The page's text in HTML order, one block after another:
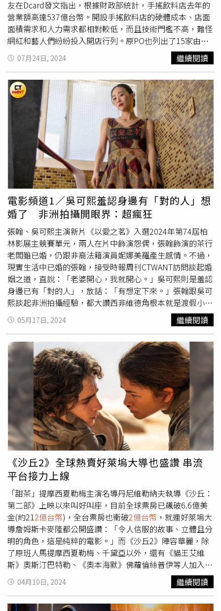
似順風順水，藤野卻迷失了自我及創作動力的時刻，傳來了
京本遭逢意外的消息......《驀然回首》的日文原名是英文
「Look Back」，故事名稱就有許多層意義，包括藤野終於
願意回看過往她與京本的人生，實際上京本也總是走在她的
身後，要回頭才看得到後方的她。直到最後，藤野鼓起勇氣
轉動門把，走進她從來沒有進入的京本房間，她才發現京本
的人生從兩人相遇之前直到人生的最終，都一直看著她的背
影持續往前邁進，甚至是那件掛在門上，有著藤野簽名的和
服外掛。《驀然回首》藤野是校園裡連載四格漫畫的風雲人
物。（圖／采昌提供）「妳叫我走出房間，真是太好了！」
藤本樹捕捉了少女之間敏感幽微的心境，青春的惆悵氣味，
以及友誼的複雜性。每個人都在自己沒有發現的所在，成為
了某人的偶像或假想敵。繭居族京本因為藤野的四格漫畫，
開啟了徹底不同的人生，而藤野也是在看到京本的作品之
後，燃起了持續進步的鬥志。京本是曾經使藤野放棄漫畫的
對手，也是單純地愛著藤野才華的人。這是粉絲與偶像雙向
奔赴的關係，她們既是彼此唯一的戰友，也是讓對方持續進
步的最強動力。兩個完全不同的女孩彷彿陰陽兩面，兩人都
認為自己完全比不上對方，也都看見了對方閃閃發光的那一
面，互相崇拜，羨慕彼此，也互相療癒及救贖。是這種帶有
微微緊張氣氛的競爭關係，讓她們一直走了很長的路，成為
了後來的藤野與京本。人生有時候，就是因為第一個觀眾才
能堅持下去的。《驀然回首》京本因為藤野的鼓勵走出封
閉，開啟了徹底不同的人生。（圖／采昌提供）以四格漫畫
為始，也以四格漫畫作終，漫畫讓這兩個女孩相遇、成為朋
友和戰友，相互理解，也成為彼此生命中最重要的存在。原
著漫畫中，在第一頁和最後一頁分別留下了「Don’t」以
及「in anger.」的兩個單字，加上漫畫原名「Look
Back」，就成了完整的句子「Don’t Look Back in
Anger.」（不要帶著憤怒回顧過往），這同時也是綠洲合唱
團的歌名。致青春、致友誼、致畫下去的勇氣，不要停下
來，一直畫下去吧，帶著一路上得到的力量和養分，以及另
一個人的意志繼續往前，如此無論誰先離開，都不再只是一
個人了。《驀然回首》8/1上映。自介：資深媒體工作者，
曾任國際中文版封面及電影線採訪編輯。成長於港片最輝煌
的80年代，相信在黑黑的電影院裡痛哭一場的神奇療癒力，
沒有一場好電影不能解決的事，如果有，那就看兩場。
友在Dcard發文指出，根據財政部統計，手搖飲料店去年的
營業額高達537億台幣。開設手搖飲料店的硬體成本、店面
面積需求和人力需求都相對較低，而且技術門檻不高，難怪
網紅和藝人們紛紛投入開店行列。原PO也列出了15家由名
人開設的手搖飲料店，包括周杰倫的「麥吉 machi
machi」、無尊的「無飲」、謝承均的「黛黛茶
DailyDae」、陳建州的「春陽茶事」、YRT「欸你這週要幹
嘛」的弟弟阿勳和室友Miffy的「有飲」、廖老大的「阿娘
喂！廖老大」、台灣男團可米小子前成員Peter的「萬
波」、滴妹的「再睡五分鐘」、蕭敬騰的「署茗職茶
@AtTea」、ToyZ的「拾汣茶屋」、製作人B2的「法蘭西紅
茶公司」、陳零九的「Nine_tea 九茶」、ㄚ頭的「不要對
我尖叫」、網美君君等人合開的「五桐號」以及吳思賢和
LULU合開的「COFFEE.TEA.OR」。原PO表示，超商的茶
飲價格便宜很多，還常常有特價活動，「但手搖店還是一直
倒一直開，像我家附近是一家手搖店倒了，馬上又會再開一
家其他的手搖店」，這也讓他好奇地詢問，「滴妹之前也說
靠手搖飲品年收 2億台幣，但現在競爭那麼激烈、飽和的市
場，開飲料店還這麼賺的嗎？你們最看好哪間手搖店呢？」
貼文曝光後，不少網友紛紛留言表示，「只有丫頭的是大
賺，其它人開的還不見得賺贏炒房」、「好賺的是加盟總
部，加盟主每個月都在拼不虧錢」、「網紅的店=薛粉絲的
錢」、「最大成本是租金、其次是人事，原物料都是暴利暴
利，更別說大部份成分是水，所以自己有店面基本上穩賺不
賠」、「還是要看你開在哪」、「一個加盟主，一個品牌
方，隨便找一間問都知道賺都是品牌方在賺，加盟金跟指定
設備隨便都要兩百萬起跳，更別說看過一堆品牌方硬要吃加
盟主豆腐的事件了」。不少過來人也表示，「我當初也這樣
想，結果自己開了後一個月虧3至6萬」、「我前前後後加盟
過8家飲料店，目前還在的有5家，但情況相反，前1、2年
很好賺，後面生意越來越差，五十嵐、可不可、五桐號、大
茗、吳家紅茶冰、廖老大、得正、黑面蔡；然後也有自創品
牌過，活不過1年，但這個是從虧到賺，不過最終還是被附
近新開的網紅店打倒」。
07月24日, 2024 繼續閱讀
電影頻道1／吳可熙羞認身邊有「對的人」想
婚了 非洲拍攝開眼界：超瘋狂
張翰、吳可熙主演新片《以愛之茗》入選2024年第74屆柏
林影展主競賽單元，兩人在片中飾演怨偶，張翰飾演的茶行
老闆雖已婚，仍跟非裔法籍演員妮娜美羅產生感情。不過，
現實生活中已婚的張翰，接受時報周刊CTWANT訪問談起婚
姻之道，直說：「老婆開心，我就開心。」吳可熙則是羞認
身邊已有「對的人」，放話：「有想定下來。」張翰跟吳可
熙談起非洲拍攝經驗，都大讚西非維德角根本就是渡假小
島，到處都是美食美景。（圖／焦正德攝）《以愛之茗》由
坎城名導阿布代拉曼席沙克執導，預算約
2億台幣，拍攝地
橫跨亞、歐、非三地，張翰跟吳可熙談起非洲拍攝經驗，臉
上滿是開心，大讚西非維德角其實就是渡假小島，到處都是
美景，張翰驚呼：「真的好像度假旅行團一樣，每天吃好住
好，覺得很不真實，都有點不敢po照片出來。」吳可熙則
表示，自己受訪當天的洋裝，就是在當地買的布料回來訂製
而成，透露自己在非洲更是遇到截然不同的文化衝擊，讓她
大開眼界，覺得相當瘋狂，「在非洲有些國家是母系社會，
規定結婚男生就要過戶房子給老婆，在那邊女人離婚越多
次，是越有價值的。」吳可熙坦言自己正處在新的轉變期，
大概知道未來事業的方向，也在看未來自己可以去哪裡。
（圖／焦正德攝）吳可熙近來事業運相當旺，接連以《以愛
之茗》、美國新片《蘭天閣》登上柏林影展、坎城影展紅
毯，接著又簽入美國經紀公司，成為「酷寒戰士」賽巴斯汀
史坦（Sebastian Stan）同門，踏上國際影壇。既然事業穩
定，問起感情的進度，她受訪時透露自己喜歡能夠彼此尊
重、了解她事業，在創作上可以溝通的另一半，同時也鬆口
默認身邊已有穩定發展的感情對象，今年更默默升起「想
婚」的念頭。為何會突然從不婚不生，轉變成「想定下
來」？ 吳可熙透露，陸續走上國際影展讓她對自己的事
業，多了信心跟勇氣，「我現在在新的轉變期，也有些勇氣
跟信心，大概知道未來事業的方向，也在看未來自己可以去
哪裡。」事業、感情都穩定，也讓她動了想婚的念頭，笑說
就連以前看不懂的小孩、貓狗，突然一瞬間也覺得好可愛，
05月17日, 2024 繼續閱讀
《沙丘2》全球熱賣好萊塢大導也盛讚 串流
平台接力上線
「甜茶」提摩西夏勒梅主演名導丹尼維勒納夫執導《沙丘：
第二部》上映以來叫好叫座，目前全球票房已飆破6.6億美
金(約212億台幣)，全台票房也衝破2億台幣 ，就連好萊塢大
導詹姆斯卡麥隆都公開盛讚：「令人信服的故事、立體且分
明的角色，這是純粹的電影。」而《沙丘2》陣容華麗，除
了原班人馬提摩西夏勒梅、千黛亞以外，還有《貓王艾維
斯》奧斯汀巴特勒、《奧本海默》佛蘿倫絲普伊等人加入演
員陣容 ，以及安雅泰勒喬伊驚喜客串，不僅人氣超高也話
題十足。《沙丘2》劇情故事延續第一集，成為新領袖的保
羅亞崔迪馴服沙蟲獲得了新力量，他和弗瑞曼人聯手對毀滅
04月10日, 2024 繼續閱讀